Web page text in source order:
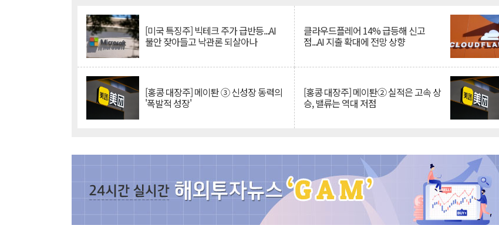
[미국 특징주] 빅테크 주가 급반등...AI
불안 잦아들고 낙관론 되살아나
클라우드플레어 14% 급등해 신고
점...AI 지출 확대에 전망 상향
[홍콩 대장주] 메이퇀 ③ 신성장 동력의
'폭발적 성장'
[홍콩 대장주] 메이퇀② 실적은 고속 상
승, 밸류는 역대 저점